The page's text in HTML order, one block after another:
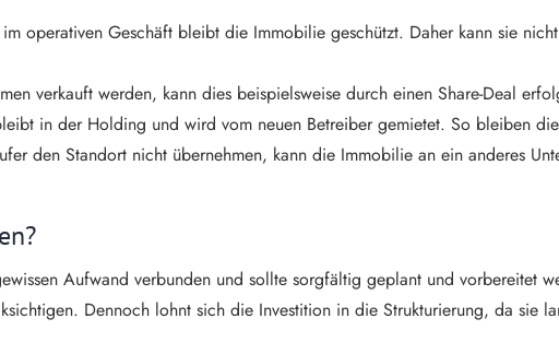
operativen Geschäft bleibt die Immobilie geschützt. Daher kann sie
verkauft werden, kann dies beispielsweise durch einen Share-Deal
in der Holding und wird vom neuen Betreiber gemietet. So bleiben
den Standort nicht übernehmen, kann die Immobilie an ein anderes
Aufwand verbunden und sollte sorgfältig geplant und vorbereitet
Dennoch lohnt sich die Investition in die Strukturierung, da sie